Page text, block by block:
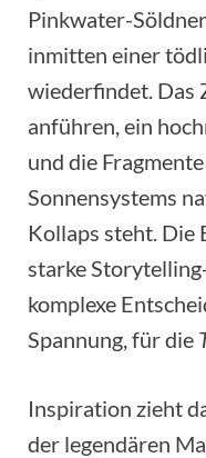
Pinkwater-
inmitten einer
wiederfindet. Das
anführen, ein
und die
Sonnensystems
Kollaps steht. Die
starke
komplexe
Spannung, für die
Inspiration zieht
der legendären